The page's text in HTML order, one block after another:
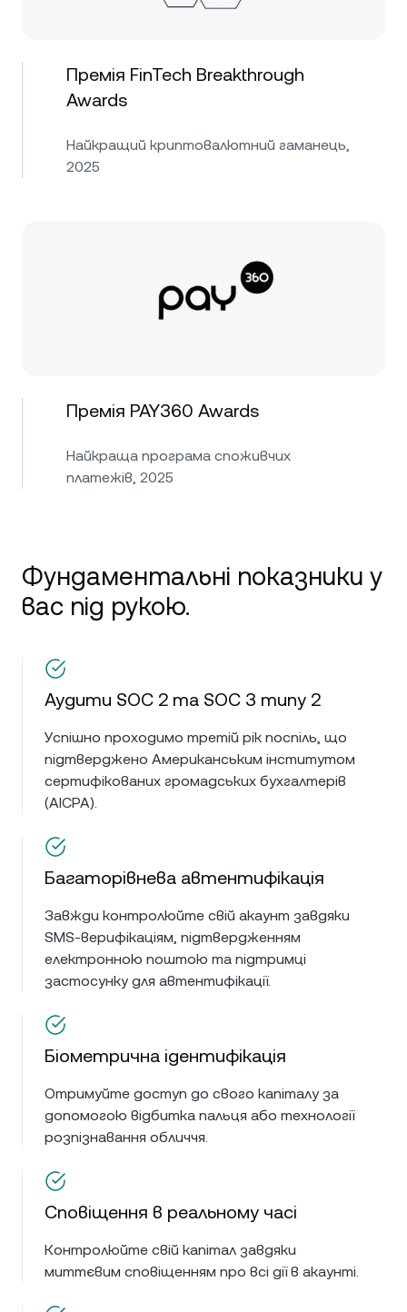
Премія FinTech Breakthrough
Awards
Найкращий криптовалютний гаманець,
2025
Премія PAY360 Awards
Найкраща програма споживчих
платежів, 2025
Фундаментальні показники у
вас під рукою.
Аудити SOC 2 та SOC 3 типу 2
Успішно проходимо третій рік поспіль, що
підтверджено Американським інститутом
сертифікованих громадських бухгалтерів
(AICPA).
Багаторівнева автентифікація
Завжди контролюйте свій акаунт завдяки
SMS-верифікаціям, підтвердженням
електронною поштою та підтримці
застосунку для автентифікації.
Біометрична ідентифікація
Отримуйте доступ до свого капіталу за
допомогою відбитка пальця або технології
розпізнавання обличчя.
Сповіщення в реальному часі
Контролюйте свій капітал завдяки
миттєвим сповіщенням про всі дії в акаунті.